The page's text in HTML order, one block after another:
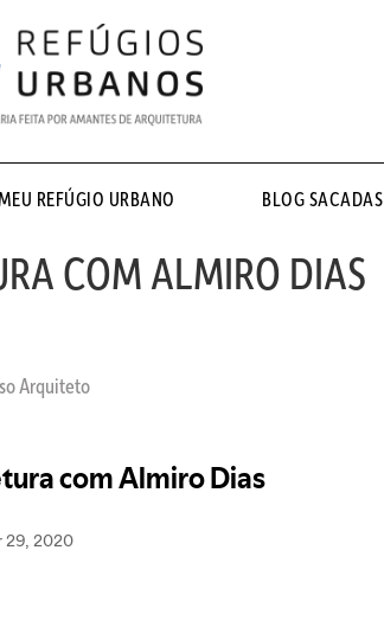
REFÚGIO URBANO BLOG SACADAS
COM ALMIRO DIAS
Arquiteto